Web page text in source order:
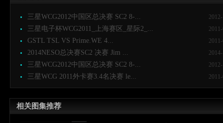
三星WCG2012中国区总决赛 SC2 8-...
三星电子杯WCG2011_上海赛区_星际2_...
GSTL TSL VS Prime.WE 4...
2014NESO总决赛SC2 决赛 Jim ...
三星WCG2012中国区总决赛 SC2 8-...
三星WCG 2011外卡赛3.4名决赛 le...
相关图集推荐